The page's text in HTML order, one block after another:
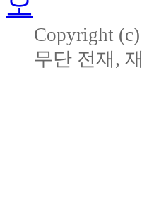
Copyright
무단 전재,